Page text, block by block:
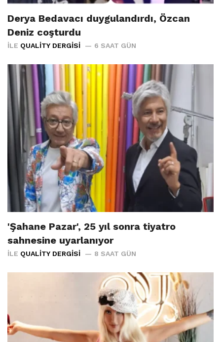
Derya Bedavacı duygulandırdı, Özcan
Deniz coşturdu
İLE QUALITY DERGISI 6 SAAT GÜN
'Şahane Pazar', 25 yıl sonra tiyatro
sahnesine uyarlanıyor
İLE QUALITY DERGISI 8 SAAT GÜN